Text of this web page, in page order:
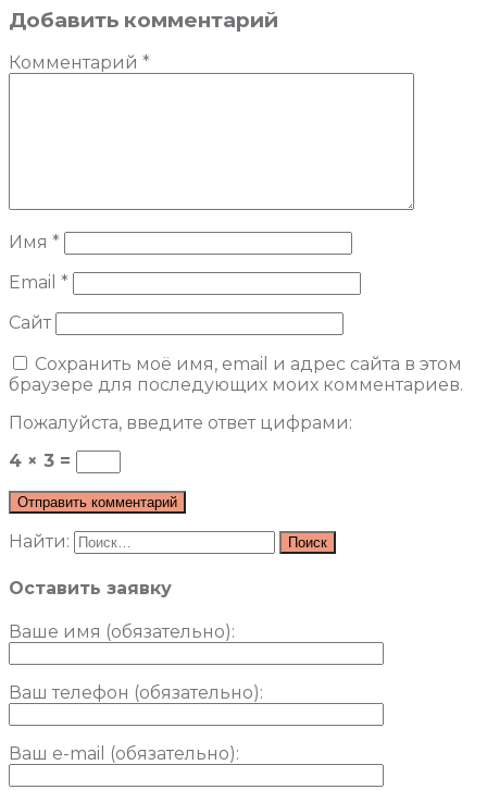
Добавить комментарий
Комментарий *
Имя *
Email *
Сайт
Сохранить моё имя, email и адрес сайта в этом
браузере для последующих моих комментариев.
Пожалуйста, введите ответ цифрами:
4 × 3 =
Найти:
Оставить заявку
Ваше имя (обязательно):
Ваш телефон (обязательно):
Ваш e-mail (обязательно):